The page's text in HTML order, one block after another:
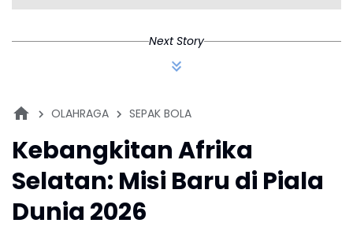
Next Story
OLAHRAGA SEPAK BOLA
Kebangkitan Afrika
Selatan: Misi Baru di Piala
Dunia 2026